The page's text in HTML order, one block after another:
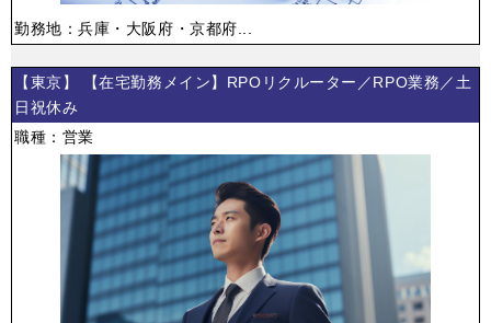
勤務地：兵庫・大阪府・京都府...
【東京】 【在宅勤務メイン】RPOリクルーター／RPO業務／土
日祝休み
職種：営業